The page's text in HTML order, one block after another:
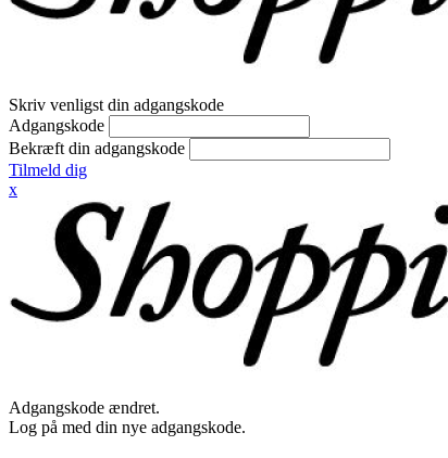
Skriv venligst din adgangskode
Adgangskode
Bekræft din adgangskode
Tilmeld dig
x
Adgangskode ændret.
Log på med din nye adgangskode.